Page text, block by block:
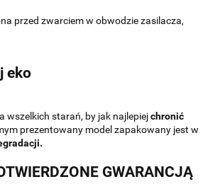
przed zwarciem w obwodzie zasilacza,
eko
wszelkich starań, by jak najlepiejchronić
prezentowany model zapakowany jest w
GWARANCJĄ